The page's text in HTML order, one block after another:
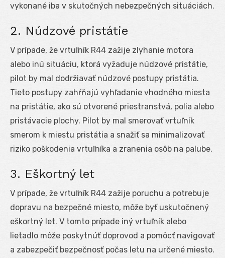
vykonané iba v skutočných nebezpečných situáciách.
2. Núdzové pristátie
V prípade, že vrtuľník R44 zažije zlyhanie motora
alebo inú situáciu, ktorá vyžaduje núdzové pristátie,
pilot by mal dodržiavať núdzové postupy pristátia.
Tieto postupy zahŕňajú vyhľadanie vhodného miesta
na pristátie, ako sú otvorené priestranstvá, polia alebo
pristávacie plochy. Pilot by mal smerovať vrtuľník
smerom k miestu pristátia a snažiť sa minimalizovať
riziko poškodenia vrtuľníka a zranenia osôb na palube.
3. Eškortný let
V prípade, že vrtuľník R44 zažije poruchu a potrebuje
dopravu na bezpečné miesto, môže byť uskutočnený
eškortný let. V tomto prípade iný vrtuľník alebo
lietadlo môže poskytnúť doprovod a pomôcť navigovať
a zabezpečiť bezpečnosť počas letu na určené miesto.